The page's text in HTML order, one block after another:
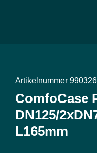
Artikelnummer
ComfoCase
DN125/
L165mm